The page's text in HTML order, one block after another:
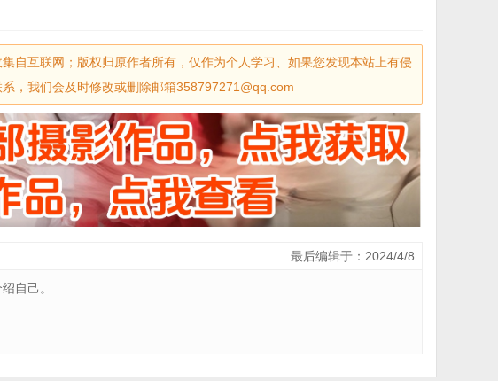
自互联网；版权归原作者所有，仅作为个人学习、如果您发现本站上有侵
，我们会及时修改或删除邮箱358797271@qq.com
最后编辑于：2024/4/8
自己。